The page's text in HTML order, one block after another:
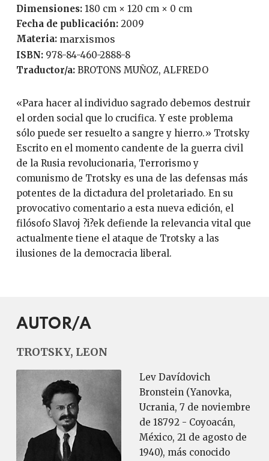
Dimensiones: 180 cm × 120 cm × 0 cm
Fecha de publicación:
2009
Materia: marxismos
ISBN:
978-84-460-2888-8
Traductor/a:
BROTONS MUÑOZ, ALFREDO
«Para hacer al individuo sagrado debemos destruir
el orden social que lo crucifica. Y este problema
sólo puede ser resuelto a sangre y hierro.» Trotsky
Escrito en el momento candente de la guerra civil
de la Rusia revolucionaria, Terrorismo y
comunismo de Trotsky es una de las defensas más
potentes de la dictadura del proletariado. En su
provocativo comentario a esta nueva edición, el
filósofo Slavoj ?i?ek defiende la relevancia vital que
actualmente tiene el ataque de Trotsky a las
ilusiones de la democracia liberal.
AUTOR/A
TROTSKY, LEON
Lev Davídovich
Bronstein (Yanovka,
Ucrania, 7 de noviembre
de 18792 - Coyoacán,
México, 21 de agosto de
1940), más conocido